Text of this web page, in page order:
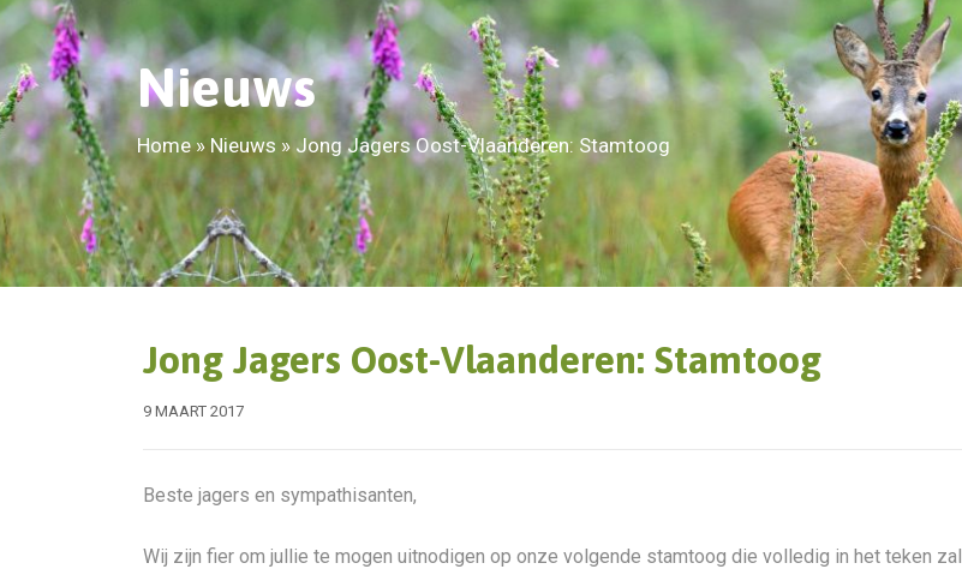
Nieuws
Home» Nieuws » Jong Jagers Oost-Vlaanderen: Stamtoog
Jong Jagers Oost-Vlaanderen: Stamtoog
9 MAART 2017
Beste jagers en sympathisanten,
Wij zijn fier om jullie te mogen uitnodigen op onze volgende stamtoog die volledig in het teken zal